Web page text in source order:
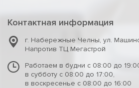
Контактная информация
г. Набережные Челны, ул.
Напротив ТЦ Мегастрой
Работаем в будни с 08:00 до
в субботу с 08:00 до 17:00,
в воскресенье с 08:00 до 16:00